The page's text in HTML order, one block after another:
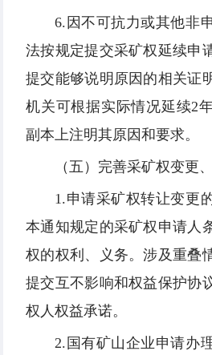
6.因不可抗力或其他非
法按规定提交采矿权延续申
提交能够说明原因的相关证
机关可根据实际情况延续2
副本上注明其原因和要求。
（五）完善采矿权变更
1.申请采矿权转让变更
本通知规定的采矿权申请人
权的权利、义务。涉及重叠
提交互不影响和权益保护协
权人权益承诺。
2.国有矿山企业申请办